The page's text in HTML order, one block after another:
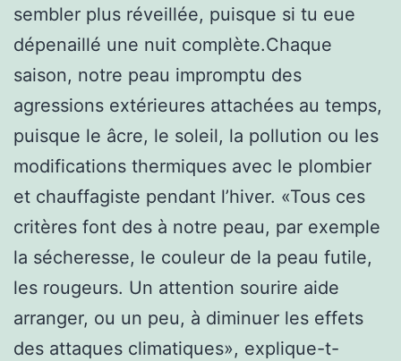
sembler plus réveillée, puisque si tu eue
dépenaillé une nuit complète.Chaque
saison, notre peau impromptu des
agressions extérieures attachées au temps,
puisque le âcre, le soleil, la pollution ou les
modifications thermiques avec le plombier
et chauffagiste pendant l’hiver. «Tous ces
critères font des à notre peau, par exemple
la sécheresse, le couleur de la peau futile,
les rougeurs. Un attention sourire aide
arranger, ou un peu, à diminuer les effets
des attaques climatiques», explique-t-